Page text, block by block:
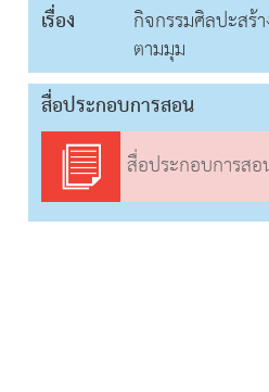
เรื่อง
กิจกรรมศิลปะสร้
ตามมุม
สื่อประกอบการสอน
สื่อประกอบการสอน กิจกรรม